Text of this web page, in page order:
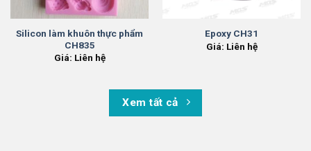
Silicon làm khuôn thực phẩm
CH835
Giá: Liên hệ
Epoxy CH31
Giá: Liên hệ
Xem tất cả